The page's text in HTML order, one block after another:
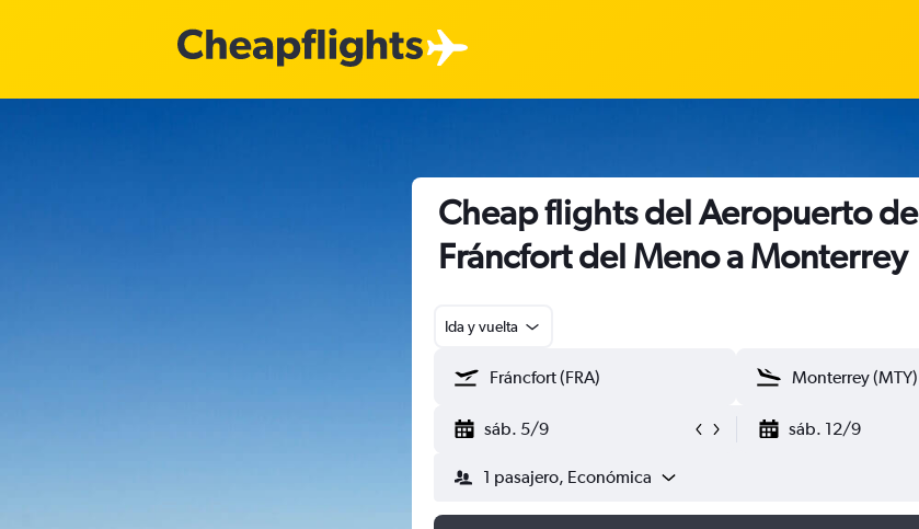
Cheap flights del Aeropuerto de
Fráncfort del Meno a Monterrey
Ida y vuelta
sáb. 5/9 sáb. 12/9
1 pasajero, Económica